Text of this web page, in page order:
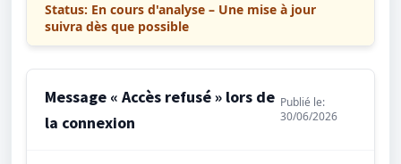
Status: En cours d'analyse – Une mise à jour
suivra dès que possible
Message « Accès refusé » lors de
la connexion
Publié le:
30/06/2026